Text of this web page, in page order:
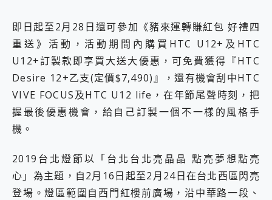
即日起至2月28日還可參加《豬來運轉賺紅包 好禮四
重送》活動，活動期間內購買HTC U12+及HTC
U12+訂製款即享買大送大優惠，可免費獲得『HTC
Desire 12+乙支(定價$7,490)』，還有機會刮中HTC
VIVE FOCUS及HTC U12 life，在年節尾聲時刻，把
握最後優惠機會，給自己訂製一個不一樣的風格手
機。
2019台北燈節以「台北台北亮晶晶 點亮夢想點亮
心」為主題，自2月16日起至2月24日在台北西區閃亮
登場。燈區範圍自西門紅樓前廣場，沿中華路一段、